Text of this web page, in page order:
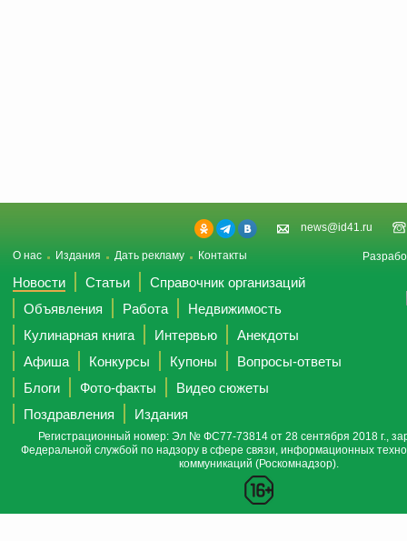
news@id41.ru
О нас Издания Дать рекламу Контакты
Новости Статьи
Справочник организаций
Объявления
Работа
Недвижимость
Кулинарная книга
Интервью
Анекдоты
Афиша
Конкурсы Купоны
Вопросы-ответы
Блоги
Фото-факты
Видео сюжеты
Поздравления
Издания
Регистрационный номер: Эл № ФС77-73814 от 28 сентября 2018 г.,
Федеральной службой по надзору в сфере связи, информационных
коммуникаций (Роскомнадзор).